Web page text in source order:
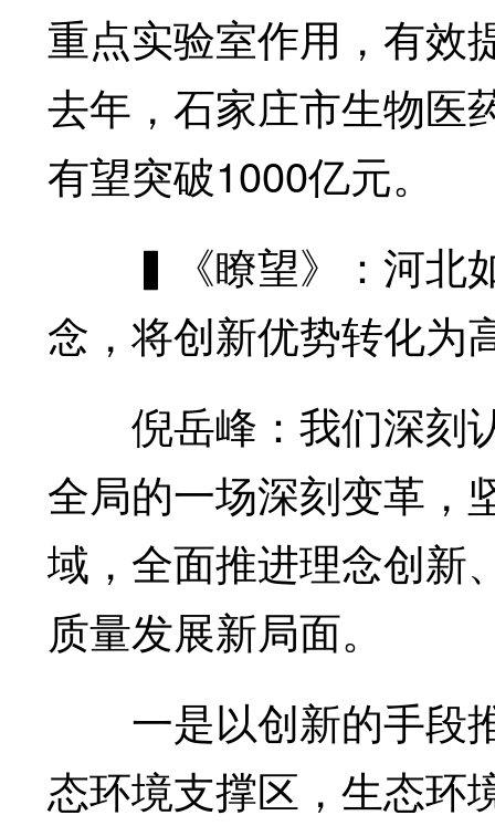
重点实验室作用，有效
去年，石家庄市生物医
有望突破1000亿元。
▍《瞭望》：河北如
念，将创新优势转化为
倪岳峰：我们深刻
全局的一场深刻变革，
域，全面推进理念创新
质量发展新局面。
一是以创新的手段
态环境支撑区，生态环